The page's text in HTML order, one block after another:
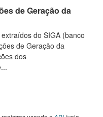
de Geração da
do SIGA (banco
de Geração da
dos